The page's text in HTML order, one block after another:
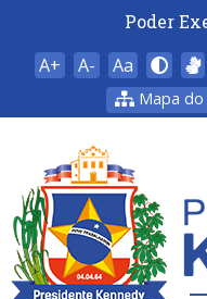
Poder
A+ A- Aa
Mapa do